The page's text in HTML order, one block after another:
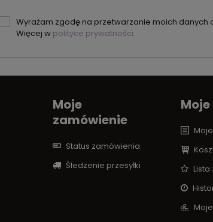
Wyrażam zgodę na przetwarzanie moich
Więcej w polityce prywatności.
Moje
zamówienie
Status zamówienia
Śledzenie przesyłki